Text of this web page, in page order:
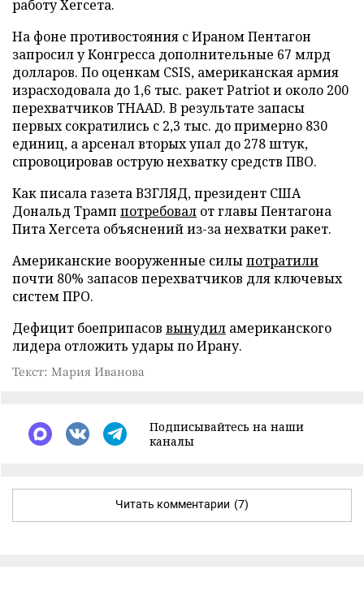
работу Хегсета.
На фоне противостояния с Ираном Пентагон
запросил у Конгресса дополнительные 67 млрд
долларов. По оценкам CSIS, американская армия
израсходовала до 1,6 тыс. ракет Patriot и около 200
перехватчиков THAAD. В результате запасы
первых сократились с 2,3 тыс. до примерно 830
единиц, а арсенал вторых упал до 278 штук,
спровоцировав острую нехватку средств ПВО.
Как писала газета ВЗГЛЯД, президент США
Дональд Трамп потребовал от главы Пентагона
Пита Хегсета объяснений из-за нехватки ракет.
Американские вооруженные силыпотратили
почти 80% запасов перехватчиков для ключевых
систем ПРО.
Дефицит боеприпасов вынудил американского
лидера отложить удары по Ирану.
Текст: Мария Иванова
Подписывайтесь на наши
каналы
Читать комментарии (7)